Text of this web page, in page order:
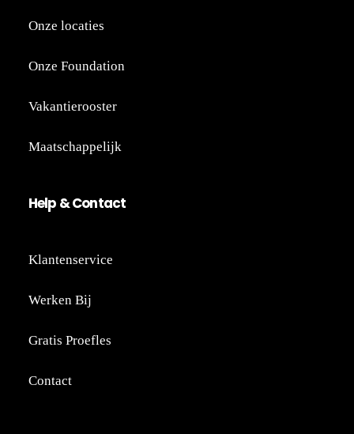
Onze locaties
Onze Foundation
Vakantierooster
Maatschappelijk
Help &Contact
Klantenservice
Werken Bij
Gratis Proefles
Contact